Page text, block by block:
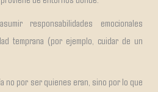
responsabilidades emocionales
temprana (por ejemplo, cuidar de un
no por ser quienes eran, sino por lo que